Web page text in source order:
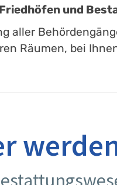
und
aller
Räumen, bei